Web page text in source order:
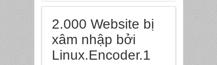
2.000 Website bị
xâm nhập bởi
Linux.Encoder.1